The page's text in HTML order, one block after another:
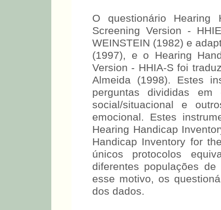
O questionário Hearing
Screening Version -
WEINSTEIN (1982) e
(1997), e o Hearing
Version - HHIA-S foi
Almeida (1998). Estes
perguntas divididas
social/situacional e
emocional. Estes
Hearing Handicap
Handicap Inventory for
únicos protocolos
diferentes populações
esse motivo, os